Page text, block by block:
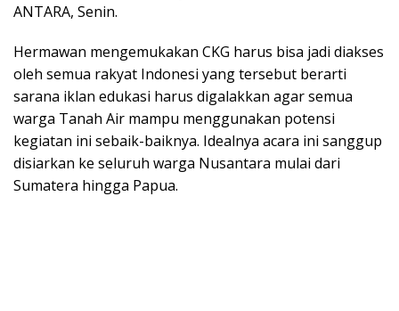
ANTARA, Senin.
Hermawan mengemukakan CKG harus bisa jadi diakses
oleh semua rakyat Indonesi yang tersebut berarti
sarana iklan edukasi harus digalakkan agar semua
warga Tanah Air mampu menggunakan potensi
kegiatan ini sebaik-baiknya. Idealnya acara ini sanggup
disiarkan ke seluruh warga Nusantara mulai dari
Sumatera hingga Papua.